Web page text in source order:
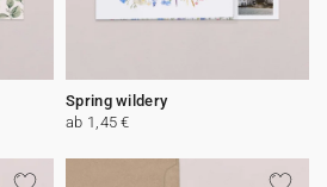
Spring wildery
ab 1,45 €